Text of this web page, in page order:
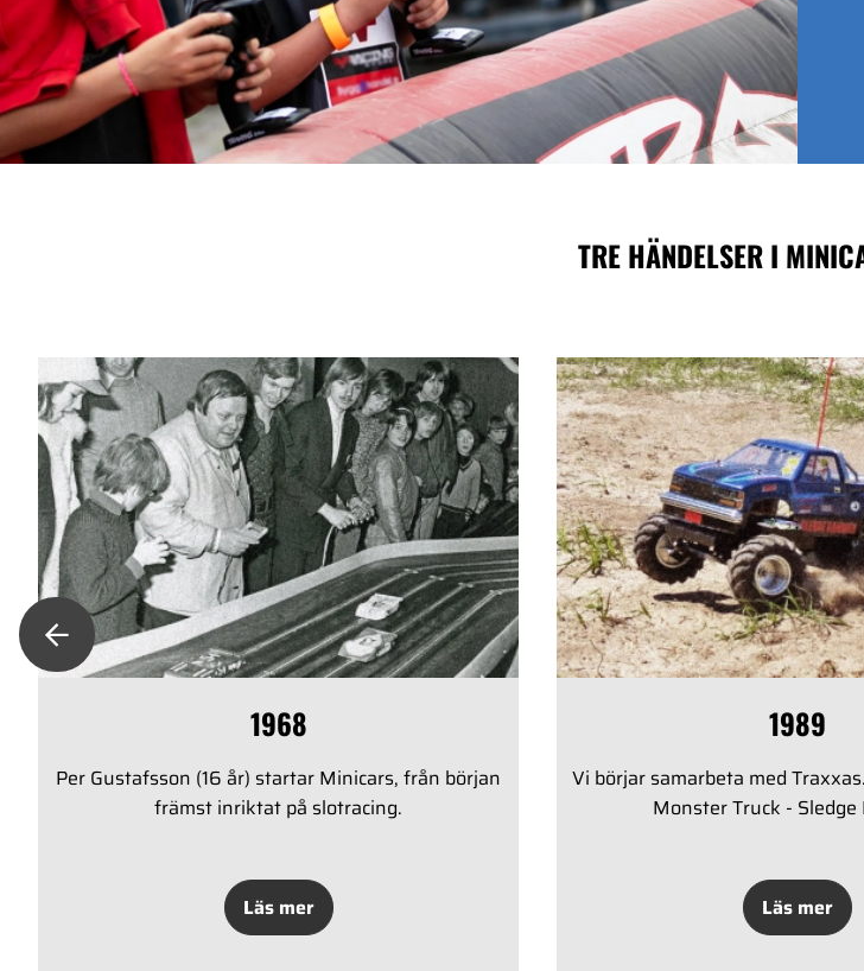
TRE HÄNDELSERI
1968
Per Gustafsson (16 år) startar Minicars, från början
främst inriktat på slotracing.
Läs mer
1989
Vi börjar samarbeta med
Monster Truck - Sledge
Läs mer